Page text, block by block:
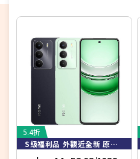
5.4折
S級福利品 外觀近全新 原廠盒裝配件